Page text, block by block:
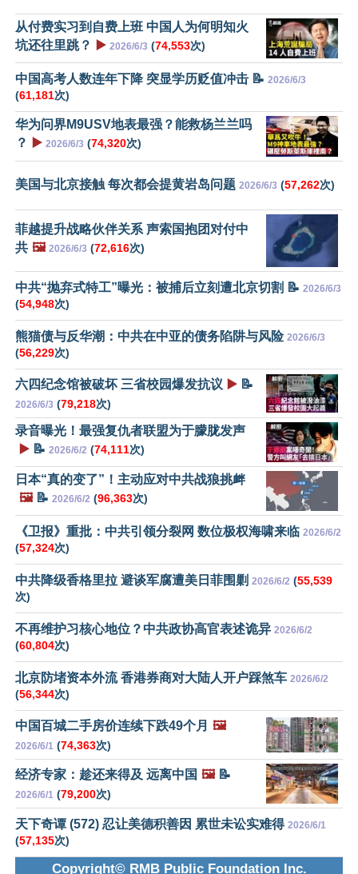
从付费实习到自费上班 中国人为何明知火
坑还往里跳？
▶️ 2026/6/3 (74,553次)
中国高考人数连年下降 突显学历贬值冲击 📝 2026/6/3
(61,181次)
华为问界M9USV地表最强？能救杨兰兰吗
？
▶️ 2026/6/3 (74,320次)
美国与北京接触 每次都会提黄岩岛问题 2026/6/3 (57,262次)
菲越提升战略伙伴关系 声索国抱团对付中
共 🖼️ 2026/6/3 (72,616次)
中共“抛弃式特工”曝光：被捕后立刻遭北京切割 📝 2026/6/3
(54,948次)
熊猫债与反华潮：中共在中亚的债务陷阱与风险 2026/6/3
(56,229次)
六四纪念馆被破坏 三省校园爆发抗议 ▶️ 📝
2026/6/3 (79,218次)
录音曝光！最强复仇者联盟为于朦胧发声
▶️ 📝 2026/6/2 (74,111次)
日本“真的变了”！主动应对中共战狼挑衅
🖼️📝 2026/6/2 (96,363次)
《卫报》重批：中共引领分裂网 数位极权海啸来临 2026/6/2
(57,324次)
中共降级香格里拉 避谈军腐遭美日菲围剿 2026/6/2 (55,539
次)
不再维护习核心地位？中共政协高官表述诡异 2026/6/2
(60,804次)
北京防堵资本外流 香港券商对大陆人开户踩煞车 2026/6/2
(56,344次)
中国百城二手房价连续下跌49个月 🖼️
2026/6/1 (74,363次)
经济专家：趁还来得及 远离中国 🖼️📝
2026/6/1 (79,200次)
天下奇谭 (572) 忍让美德积善因 累世未讼实难得 2026/6/1
(57,135次)
Copyright© RMB Public Foundation Inc.